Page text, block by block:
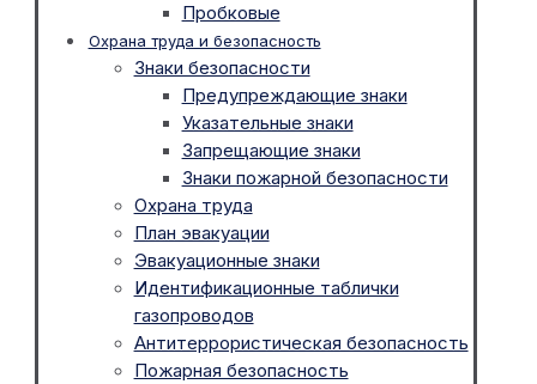
Пробковые
Охрана труда и безопасность
Знаки безопасности
Предупреждающие знаки
Указательные знаки
Запрещающие знаки
Знаки пожарной безопасности
Охрана труда
План эвакуации
Эвакуационные знаки
Идентификационные таблички
газопроводов
Антитеррористическая безопасность
Пожарная безопасность